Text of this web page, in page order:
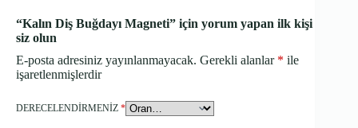
“Kalın Diş Buğdayı Magneti” için yorum yapan ilk kişi
siz olun
E-posta adresiniz yayınlanmayacak. Gerekli alanlar * ile
işaretlenmişlerdir
DERECELENDIRMENIZ *